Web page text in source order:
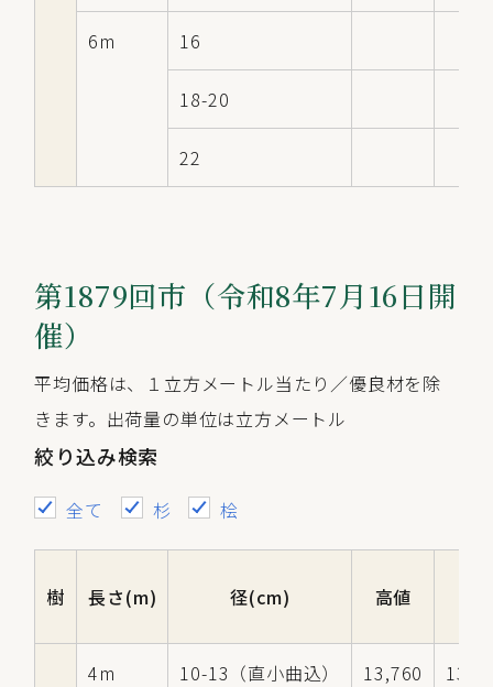
6m 16
18-20
22
第1879回市（令和8年7月16日開
催）
平均価格は、１立方メートル当たり／優良材を除
きます。出荷量の単位は立方メートル
絞り込み検索
全て 杉 桧
樹 長さ(m) 径(cm) 高値
4m 10-13（直小曲込） 13,760